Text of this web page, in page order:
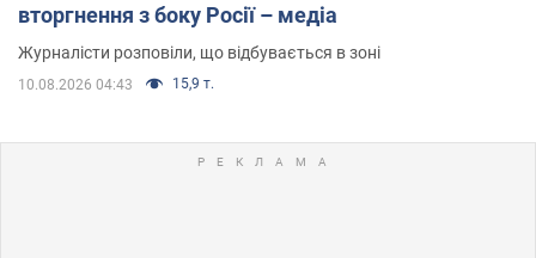
вторгнення з боку Росії – медіа
Журналісти розповіли, що відбувається в зоні
10.08.2026 04:43 15,9 т.